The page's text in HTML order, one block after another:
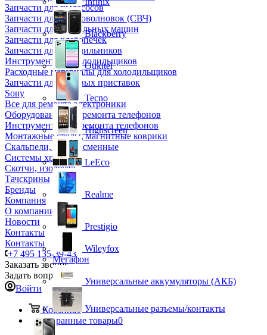
Запчасти для пылесосов
Запчасти для микроволновок (СВЧ)
Запчасти для стиральных машин
Запчасти для хлебопечек
Запчасти для холодильников
Инструмент для холодильщиков
Расходные материалы для холодильщиков
Запчасти для игровых приставок
Sony
Все для ремонта электроники
Оборудование для ремонта телефонов
Инструменты для ремонта телефонов
Монтажные столы, магнитные коврики
Скальпели, лезвия сменные
Системы хранения
Скотчи, изолента
Тачскрины
Бренды
Компания
О компании
Новости
Контакты
Контакты
+7 495 135-39-43
Заказать звонок
Задать вопрос
Войти
Корзина0
Избранные товары0
Blackberry
Oukitel
Tecno
Highscreen
LeEco
Realme
Prestigio
Wileyfox
Мегафон
Универсальные аккумуляторы (АКБ)
Универсальные разъемы/контакты